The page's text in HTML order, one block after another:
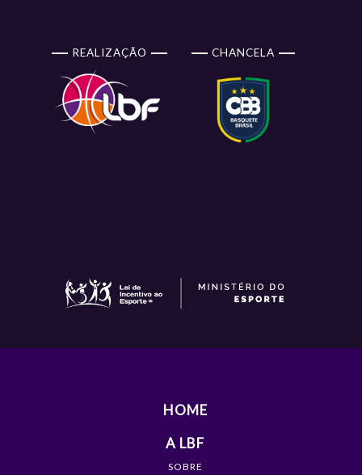
REALIZAÇÃO CHANCELA
HOME
A LBF
SOBRE